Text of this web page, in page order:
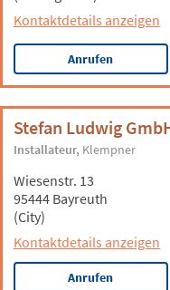
Kontaktdetails anzeigen
Anrufen
Stefan Ludwig
Installateur Klempner
Wiesenstr. 13
95444 Bayreuth
(City)
Kontaktdetails anzeigen
Anrufen